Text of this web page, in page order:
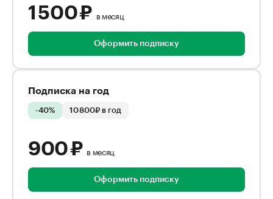
1 500 ₽ в месяц
Оформить подписку
Подписка на год
-40% 10 800₽ в год
900 ₽ в месяц
Оформить подписку